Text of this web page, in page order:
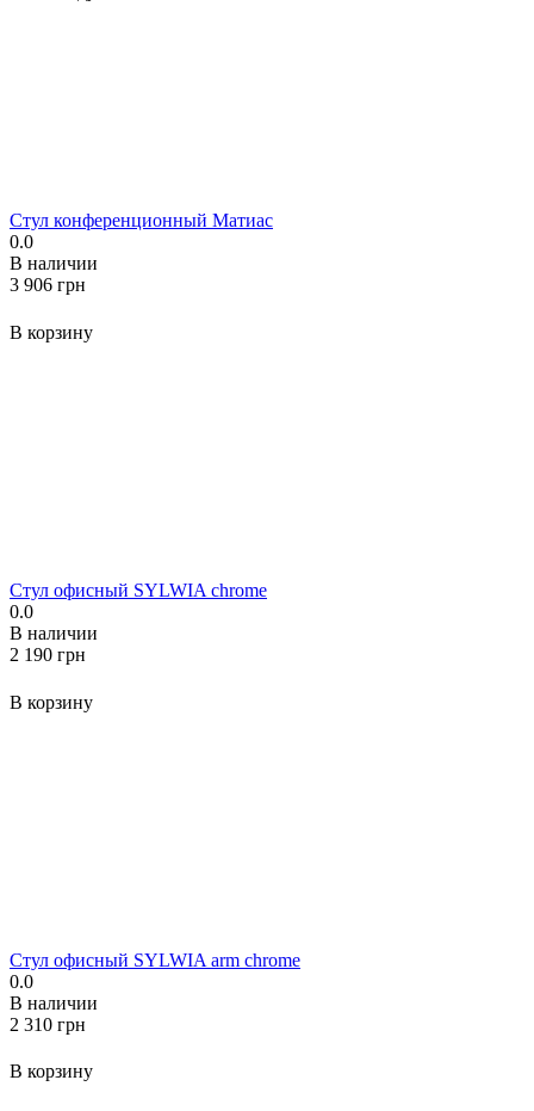
Стул конференционный Матиас
0.0
В наличии
‍3 906‍ грн
В корзину
Стул офисный SYLWIA chrome
0.0
В наличии
‍2 190‍ грн
В корзину
Стул офисный SYLWIA arm chrome
0.0
В наличии
‍2 310‍ грн
В корзину